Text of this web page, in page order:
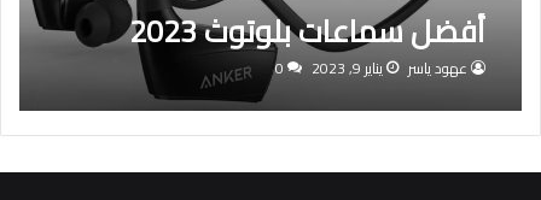
أفضل سماعات بلوتوث 2023
عهود ياسر يناير 9, 2023 0